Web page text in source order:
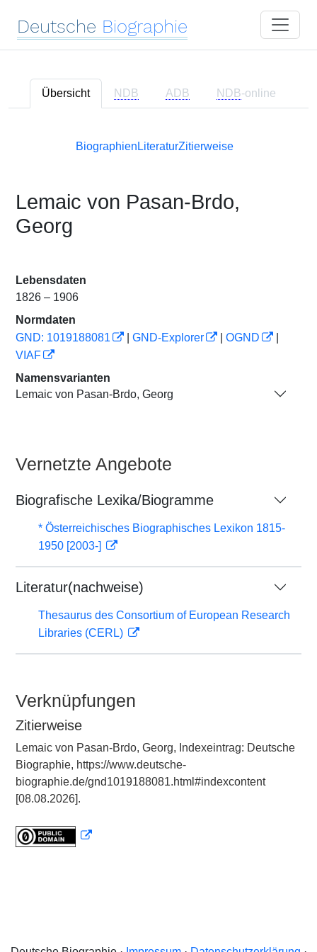
Deutsche Biographie
Übersicht NDB ADB NDB-online
Biographien LiteraturZitierweise
Lemaic von Pasan-Brdo,
Georg
Lebensdaten
1826 – 1906
Normdaten
GND: 1019188081
GND-Explorer OGND
VIAF
Namensvarianten
Lemaic von Pasan-Brdo, Georg
Vernetzte Angebote
Biografische Lexika/Biogramme
* Österreichisches Biographisches Lexikon 1815-
1950 [2003-]
Literatur(nachweise)
Thesaurus des Consortium of European Research
Libraries (CERL)
Verknüpfungen
Zitierweise
Lemaic von Pasan-Brdo, Georg, Indexeintrag: Deutsche
Biographie, https://www.deutsche-
biographie.de/gnd1019188081.html#indexcontent
[08.08.2026].